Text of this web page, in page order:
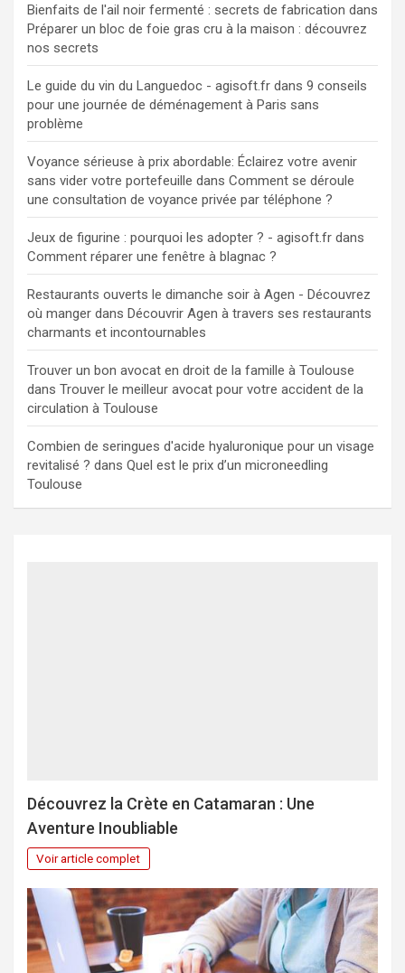
Bienfaits de l'ail noir fermenté : secrets de fabrication dans
Préparer un bloc de foie gras cru à la maison : découvrez
nos secrets
Le guide du vin du Languedoc - agisoft.fr dans 9 conseils
pour une journée de déménagement à Paris sans
problème
Voyance sérieuse à prix abordable: Éclairez votre avenir
sans vider votre portefeuille dans Comment se déroule
une consultation de voyance privée par téléphone ?
Jeux de figurine : pourquoi les adopter ? - agisoft.fr dans
Comment réparer une fenêtre à blagnac ?
Restaurants ouverts le dimanche soir à Agen - Découvrez
où manger dans Découvrir Agen à travers ses restaurants
charmants et incontournables
Trouver un bon avocat en droit de la famille à Toulouse
dans Trouver le meilleur avocat pour votre accident de la
circulation à Toulouse
Combien de seringues d'acide hyaluronique pour un visage
revitalisé ? dans Quel est le prix d’un microneedling
Toulouse
Découvrez la Crète en Catamaran : Une
Aventure Inoubliable
Voir article complet